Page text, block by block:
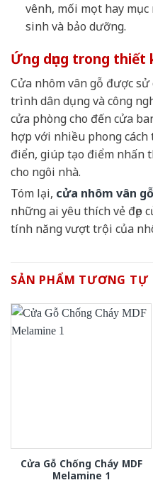
vênh, mối mọt hay
sinh và bảo dưỡng.
Ứng dụng trong thiết
Cửa nhôm vân gỗ được
trình dân dụng và công
cửa phòng cho đến cửa
hợp với nhiều phong
điển, giúp tạo điểm nhấn
cho ngôi nhà.
Tóm lại, cửa nhôm vân gỗ
những ai yêu thích vẻ đẹp
tính năng vượt trội của
SẢN PHẨM TƯƠNG TỰ
Cửa Gỗ Chống Cháy MDF
Melamine 1